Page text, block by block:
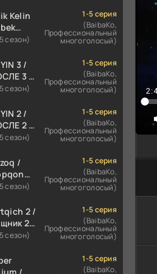
KINO
Kelin
2023
сезон)
1-5 серия
(BaibaKo,
Профессиональный
многоголосый)
3 /
3 /
3
HD
сезон)
1-5 серия
(BaibaKo,
Профессиональный
многоголосый)
2 /
2 /
2
HD
сезон)
1-5 серия
(BaibaKo,
Профессиональный
многоголосый)
/
Uzbek
film
сезон)
1-5 серия
(BaibaKo,
Профессиональный
многоголосый)
2 /
2
2018-
сезон)
1-5 серия
(BaibaKo,
Профессиональный
многоголосый)
1-5 серия
(BaibaKo,